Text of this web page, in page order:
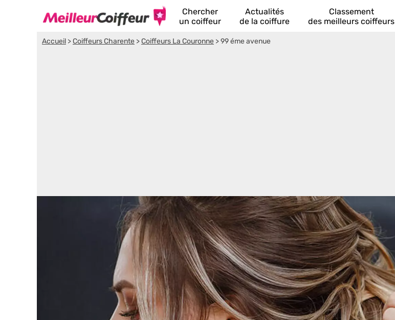
Chercher
un coiffeur
Actualités
de la coiffure
Classement
des meilleurs coiffeurs
Accueil >Coiffeurs Charente >Coiffeurs La Couronne >99 éme avenue